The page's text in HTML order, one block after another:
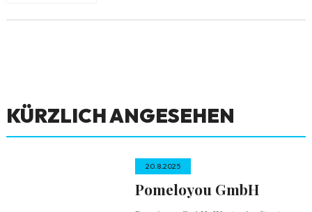
KÜRZLICH ANGESEHEN
20.8.2025
Pomeloyou GmbH